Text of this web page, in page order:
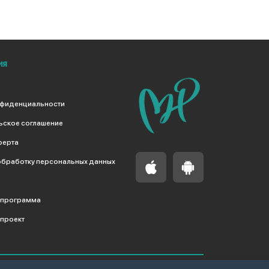
соглашение
персональных данных